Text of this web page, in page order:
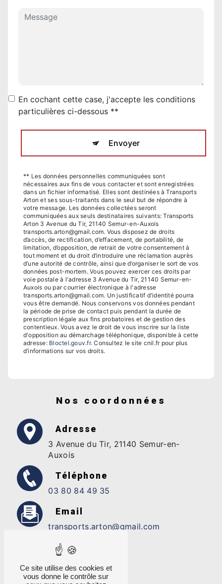
En cochant cette case, j'accepte les conditions
particulières ci-dessous **
Envoyer
** Les données personnelles communiquées sont
nécessaires aux fins de vous contacter et sont enregistrées
dans un fichier informatisé. Elles sont destinées à Transports
Arton et ses sous-traitants dans le seul but de répondre à
votre message. Les données collectées seront
communiquées aux seuls destinataires suivants: Transports
Arton 3 Avenue du Tir, 21140 Semur-en-Auxois
transports.arton@gmail.com. Vous disposez de droits
d’accès, de rectification, d’effacement, de portabilité, de
limitation, d’opposition, de retrait de votre consentement à
tout moment et du droit d’introduire une réclamation auprès
d’une autorité de contrôle, ainsi que d’organiser le sort de vos
données post-mortem. Vous pouvez exercer ces droits par
voie postale à l'adresse 3 Avenue du Tir, 21140 Semur-en-
Auxois ou par courrier électronique à l'adresse
transports.arton@gmail.com. Un justificatif d'identité pourra
vous être demandé. Nous conservons vos données pendant
la période de prise de contact puis pendant la durée de
prescription légale aux fins probatoires et de gestion des
contentieux. Vous avez le droit de vous inscrire sur la liste
d'opposition au démarchage téléphonique, disponible à cette
adresse: Bloctel.gouv.fr. Consultez le site cnil.fr pour plus
d’informations sur vos droits.
Nos coordonnées
Adresse
3 Avenue du Tir, 21140 Semur-en-
Auxois
Téléphone
03 80 84 49 35
Email
transports.arton@gmail.com
Ce site utilise des cookies et
vous donne le contrôle sur